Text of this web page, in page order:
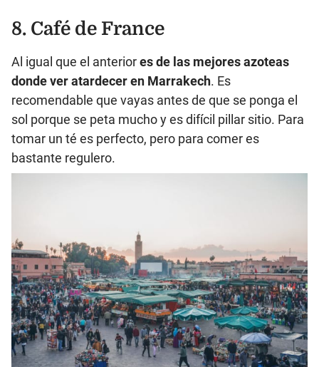
8. Café de France
Al igual que el anteriores de las mejores azoteas
donde ver atardecer en Marrakech. Es
recomendable que vayas antes de que se ponga el
sol porque se peta mucho y es difícil pillar sitio. Para
tomar un té es perfecto, pero para comer es
bastante regulero.